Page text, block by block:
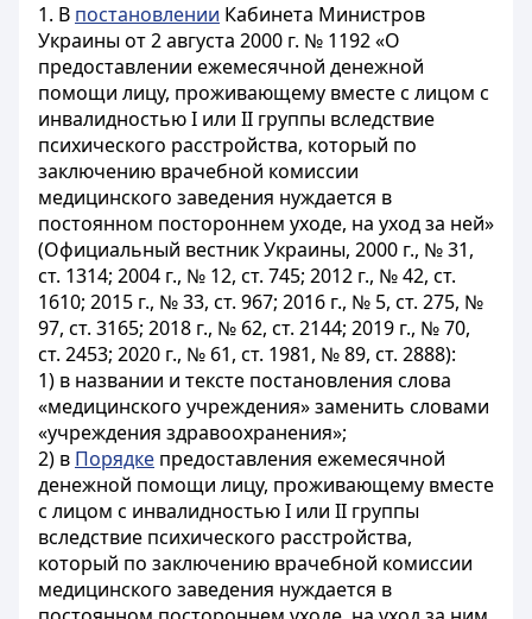
1. В постановлении Кабинета Министров
Украины от 2 августа 2000 г. № 1192 «О
предоставлении ежемесячной денежной
помощи лицу, проживающему вместе с лицом с
инвалидностью I или II группы вследствие
психического расстройства, который по
заключению врачебной комиссии
медицинского заведения нуждается в
постоянном постороннем уходе, на уход за ней»
(Официальный вестник Украины, 2000 г., № 31,
ст. 1314; 2004 г., № 12, ст. 745; 2012 г., № 42, ст.
1610; 2015 г., № 33, ст. 967; 2016 г., № 5, ст. 275, №
97, ст. 3165; 2018 г., № 62, ст. 2144; 2019 г., № 70,
ст. 2453; 2020 г., № 61, ст. 1981, № 89, ст. 2888):
1) в названии и тексте постановления слова
«медицинского учреждения» заменить словами
«учреждения здравоохранения»;
2) в Порядке предоставления ежемесячной
денежной помощи лицу, проживающему вместе
с лицом с инвалидностью I или II группы
вследствие психического расстройства,
который по заключению врачебной комиссии
медицинского заведения нуждается в